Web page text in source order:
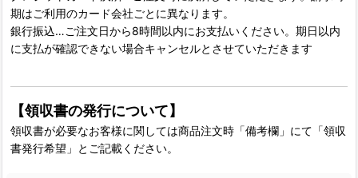
期はご利用のカード会社ごとに異なります。
銀行振込…ご注文日から8時間以内にお支払いください。期日以内
に支払が確認できない場合キャンセルとさせていただきます
【領収書の発行について】
領収書が必要なお客様に関しては商品注文時「備考欄」にて「領収
書発行希望」とご記載ください。